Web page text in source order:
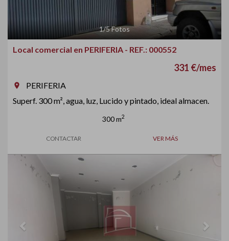
1/5Fotos
Local comercial en PERIFERIA - REF.: 000552
331 €/mes
room
PERIFERIA
Superf. 300 m², agua, luz, Lucido y pintado, ideal almacen.
300 m2
CONTACTAR VER MÁS
Previous Next